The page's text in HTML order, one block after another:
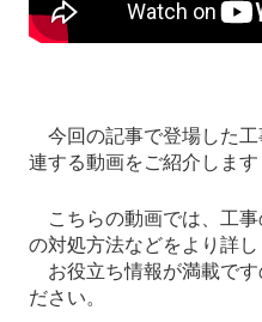
今回の記事で登場した工
連する動画をご紹介します
こちらの動画では、工事
の対処方法などをより詳し
お役立ち情報が満載です
ださい。